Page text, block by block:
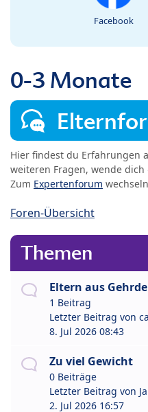
Facebook
0-3 Monate
Hier findest du Erfahrungen
weiteren Fragen, wende
Zum Expertenforum
Foren-Übersicht
Themen
Eltern aus
1 Beitrag
Letzter Beitrag von
8. Jul 2026 08:43
Zu viel Gewicht
0 Beiträge
Letzter Beitrag von
2. Jul 2026 16:57